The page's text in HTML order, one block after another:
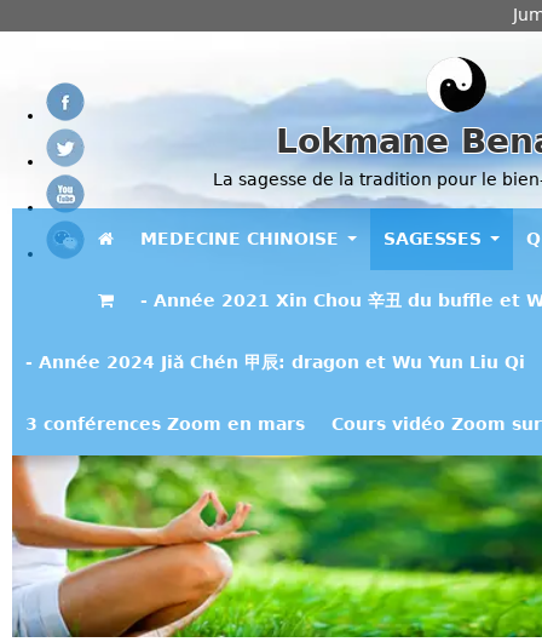
Lokmane
La sagesse de la tradition pour le
MEDECINE CHINOISE SAGESSES
- Année 2021 Xin Chou 辛丑 du buffle et
- Année 2024 Jiǎ Chén 甲辰: dragon et Wu Yun Liu Qi
3 conférences Zoom en mars Cours vidéo Zoom